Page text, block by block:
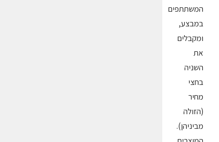
המשתתפים
במבצע,
ומקבלים
את
השניה
בחצי
מחיר
(הזולה
מביניהן).